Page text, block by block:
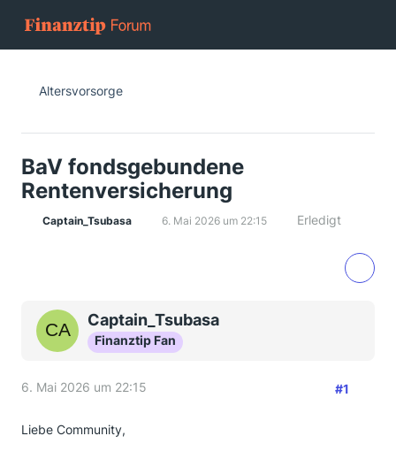
Altersvorsorge
BaV fondsgebundene
Rentenversicherung
Captain_Tsubasa 6. Mai 2026 um 22:15 Erledigt
Captain_Tsubasa
Finanztip Fan
6. Mai 2026 um 22:15 #1
Liebe Community,